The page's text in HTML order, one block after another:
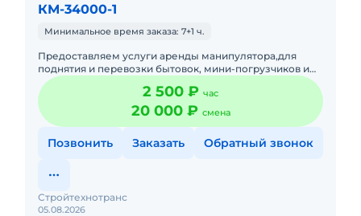
КМ-34000-1
Минимальное время заказа: 7+1 ч.
Предоставляем услуги аренды манипулятора,для
поднятия и перевозки бытовок, мини-погрузчиков и
т.д.Подача в день заказа. Пакет отчетных документов.С
оператором.Т
2 500 ₽ час
20 000 ₽ смена
Позвонить Заказать Обратный звонок
05.08.2026
Стройтехнотранс